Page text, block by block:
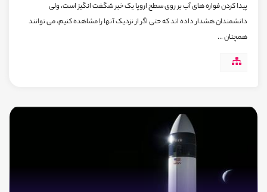
پیدا کردن فواره های آب بر روی سطح اروپا یک خبر شگفت انگیز است، ولی
دانشمندان هشدار داده اند که حتی اگر از نزدیک آنها را مشاهده کنیم، می توانند
همچنان ...